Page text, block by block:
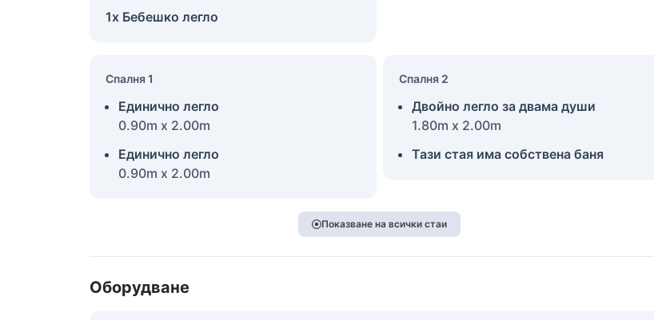
1x Бебешко легло
Спалня 1
Единично легло
0.90m x 2.00m
Единично легло
0.90m x 2.00m
Спалня 2
Двойно легло за двама души
1.80m x 2.00m
Тази стая има собствена баня
Показване на всички стаи
Оборудване